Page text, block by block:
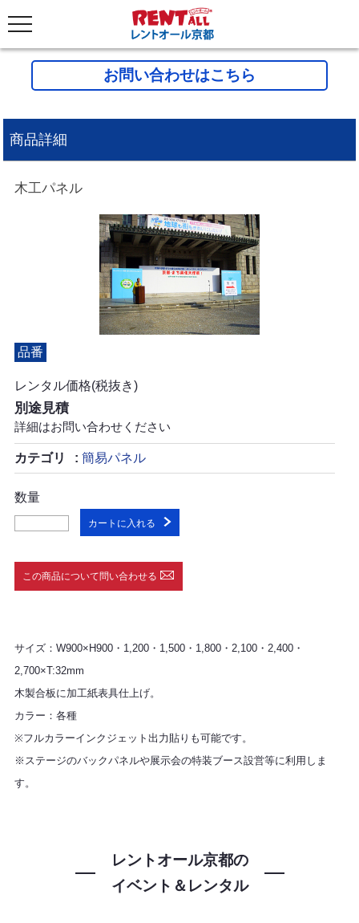
お問い合わせはこちら
商品詳細
木工パネル
品番
レンタル価格(税抜き)
別途見積
詳細はお問い合わせください
カテゴリ 簡易パネル
数量
カートに入れる
この商品について問い合わせる
サイズ：W900×H900・1,200・1,500・1,800・2,100・2,400・
2,700×T:32mm
木製合板に加工紙表具仕上げ。
カラー：各種
※フルカラーインクジェット出力貼りも可能です。
※ステージのバックパネルや展示会の特装ブース設営等に利用しま
す。
レントオール京都の
イベント＆レンタル